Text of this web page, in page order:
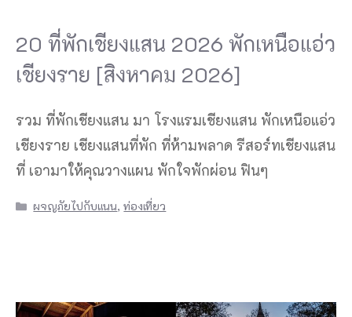
20 ที่พักเชียงแสน 2026 พักเหนือแอ่ว
เชียงราย [สิงหาคม 2026]
รวม ที่พักเชียงแสน มา โรงแรมเชียงแสน พักเหนือแอ่ว
เชียงราย เชียงแสนที่พัก ที่ห้ามพลาด รีสอร์ทเชียงแสน
ที่ เอามาให้คุณวางแผน พักใจพักผ่อน ฟินๆ
Categories
ผจญภัยไปกับแนน,ท่องเที่ยว